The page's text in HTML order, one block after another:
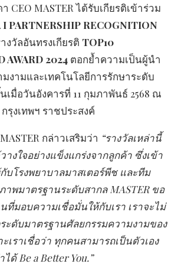
CEO MASTER ได้รับเกียรติเข้าร่วม
I PARTNERSHIP RECOGNITION
งวัลอันทรงเกียรติ TOP10
AWARD 2024 ตอกย้ำความเป็นผู้นำ
งามและเทคโนโลยีการรักษาระดับ
เมื่อวันอังคารที่ 11 กุมภาพันธ์ 2568 ณ
รุงเทพฯ ราชประสงค์
กล่าวเสริมว่า “รางวัลเหล่านี้
างใจอย่างแข็งแกร่งจากลูกค้า ซึ่งเข้า
บโรงพยาบาลมาสเตอร์พีช และทีม
พมาตรฐานระดับสากล MASTER ขอ
มอบความเชื่อมั่นให้กับเรา เราจะไม่
ะดับมาตรฐานศัลยกรรมความงามของ
ะเราเชื่อว่า ทุกคนสามารถเป็นตัวเอง
ด้ Be a Better You.”